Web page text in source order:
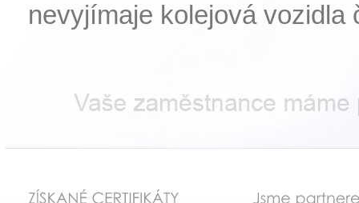
nevyjímaje kolejová vozidla